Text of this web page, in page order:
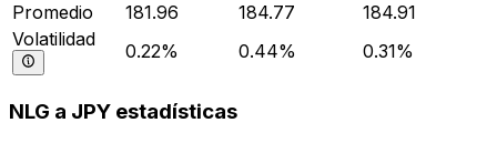
Promedio
181.96 184.77
184.91
Volatilidad
0.22% 0.44% 0.31%
NLG a JPY estadísticas